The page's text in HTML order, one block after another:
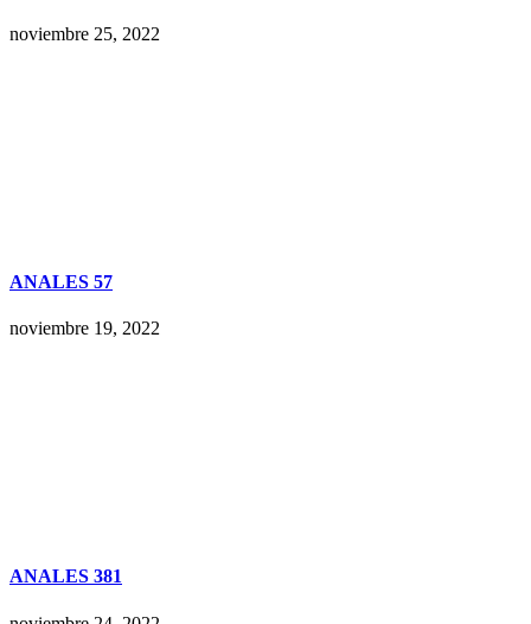
noviembre 25, 2022
ANALES 57
noviembre 19, 2022
ANALES 381